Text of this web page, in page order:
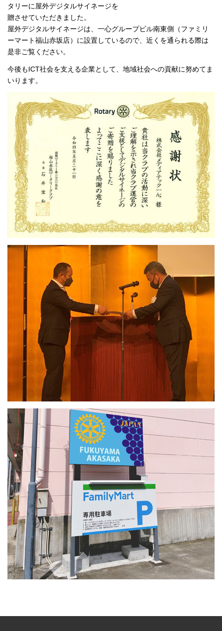
タリーに屋外デジタルサイネージを
贈させていただきました。
屋外デジタルサイネージは、一心グループビル南東側（ファミリ
ーマート福山赤坂店）に設置しているので、近くを通られる際は
是非ご覧ください。
今後もICT社会を支える企業として、地域社会への貢献に努めてま
いります。